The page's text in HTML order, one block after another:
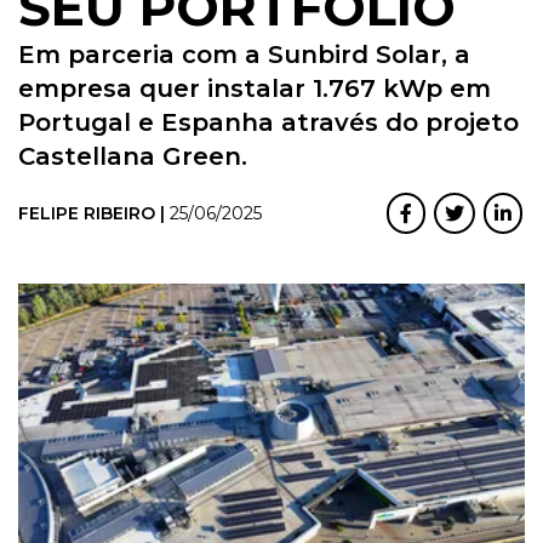
Em parceria com a Sunbird Solar, a
empresa quer instalar 1.767 kWp em
Portugal e Espanha através do projeto
Castellana Green.
FELIPE RIBEIRO | 25/06/2025